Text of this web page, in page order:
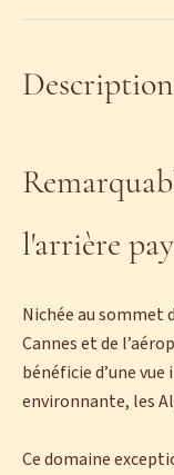
Description
l'arrière
Nichée au sommet
Cannes et de
bénéficie d’une
environnante, les
Ce domaine